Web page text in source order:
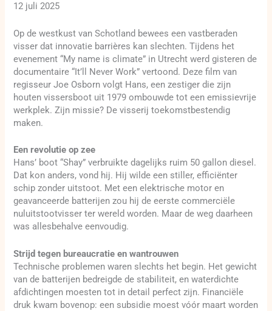
12 juli 2025
Op de westkust van Schotland bewees een vastberaden
visser dat innovatie barrières kan slechten. Tijdens het
evenement “My name is climate” in Utrecht werd gisteren de
documentaire “It’ll Never Work” vertoond. Deze film van
regisseur Joe Osborn volgt Hans, een zestiger die zijn
houten vissersboot uit 1979 ombouwde tot een emissievrije
werkplek. Zijn missie? De visserij toekomstbestendig
maken.
Een revolutie op zee
Hans’ boot “Shay” verbruikte dagelijks ruim 50 gallon diesel.
Dat kon anders, vond hij. Hij wilde een stiller, efficiënter
schip zonder uitstoot. Met een elektrische motor en
geavanceerde batterijen zou hij de eerste commerciële
nuluitstootvisser ter wereld worden. Maar de weg daarheen
was allesbehalve eenvoudig.
Strijd tegen bureaucratie en wantrouwen
Technische problemen waren slechts het begin. Het gewicht
van de batterijen bedreigde de stabiliteit, en waterdichte
afdichtingen moesten tot in detail perfect zijn. Financiële
druk kwam bovenop: een subsidie moest vóór maart worden